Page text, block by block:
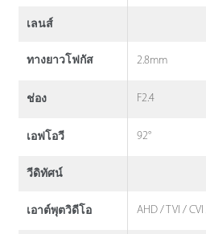
เลนส์
ทางยาวโฟกัส 2.8mm
ช่อง F2.4
เอฟโอวี 92°
วีดิทัศน์
เอาต์พุตวิดีโอ AHD / TVI / CVI